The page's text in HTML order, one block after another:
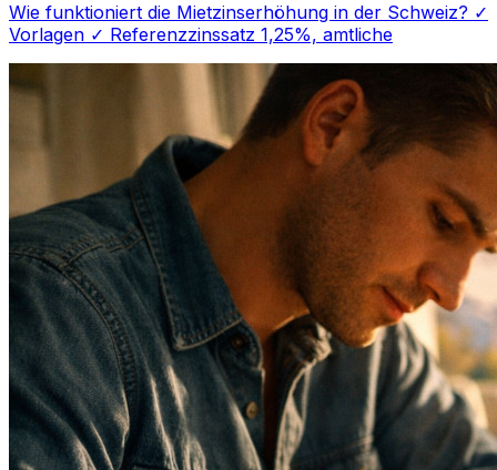
Wie funktioniert die Mietzinserhöhung in der Schweiz? ✓
Vorlagen ✓ Referenzzinssatz 1,25%, amtliche